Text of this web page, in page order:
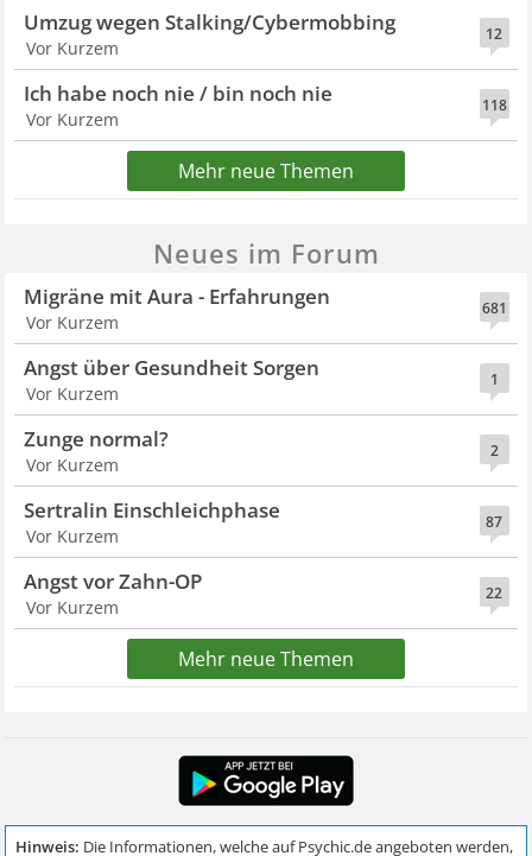
12
Umzug wegen Stalking/Cybermobbing
Vor Kurzem
118
Ich habe noch nie / bin noch nie
Vor Kurzem
Mehr neue Themen
Neues im Forum
681
Migräne mit Aura - Erfahrungen
Vor Kurzem
1
Angst über Gesundheit Sorgen
Vor Kurzem
2
Zunge normal?
Vor Kurzem
87
Sertralin Einschleichphase
Vor Kurzem
22
Angst vor Zahn-OP
Vor Kurzem
Mehr neue Themen